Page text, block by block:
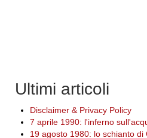
Ultimi articoli
Disclaimer & Privacy Policy
7 aprile 1990: l'inferno
19 agosto 1980: lo schianto di